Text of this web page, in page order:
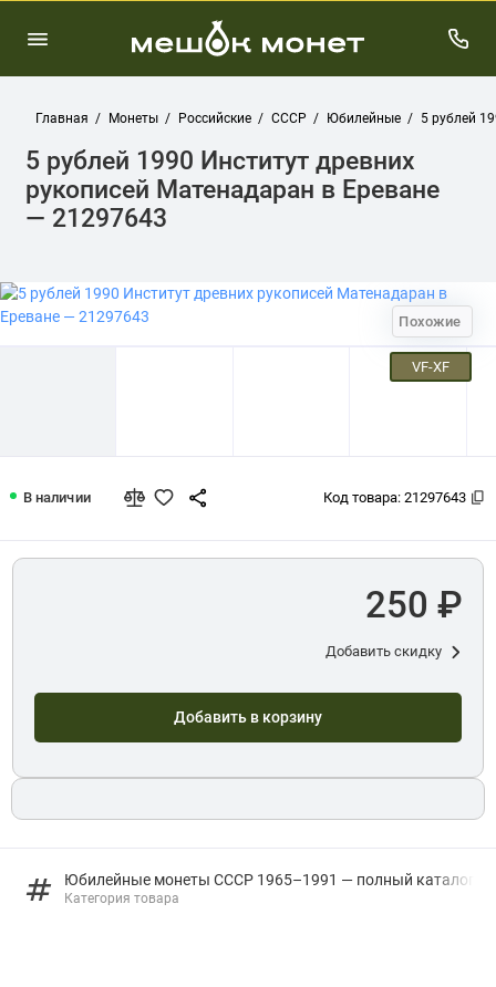
Главная Монеты Российские СССР Юбилейные 5 рублей
5 рублей 1990 Институт древних
рукописей Матенадаран в Ереване
— 21297643
Похожие
VF-XF
В наличии Код товара: 21297643
Юбилейные монеты СССР 1965–1991 — полный каталог
Категория товара
250 ₽
Добавить скидку
Добавить в корзину